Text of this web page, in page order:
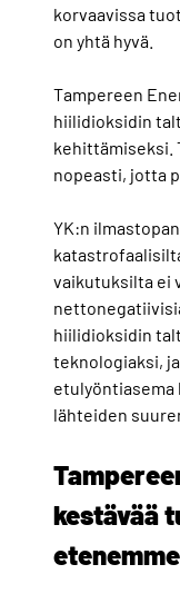
korvaavissa
on yhtä hyvä.
Tampereen
hiilidioksidin
kehittämiseksi.
nopeasti, jotta
YK:n
vaikutuksilta ei
hiilidioksidin
teknologiaksi,
lähteiden
kestävää